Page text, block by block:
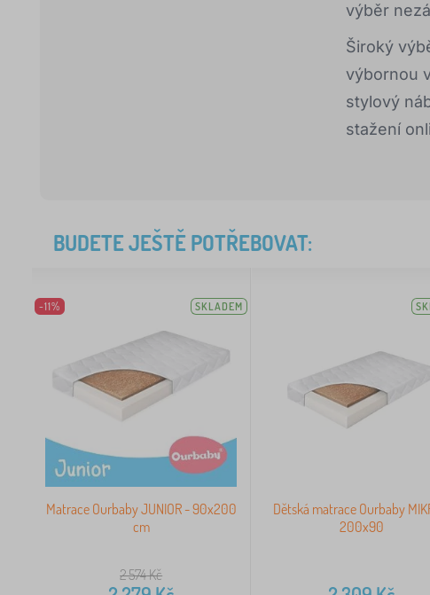
výběr
Široký
výbornou
stylový
stažení
BUDETE JEŠTĚ POTŘEBOVAT:
-11% SKLADEM
Matrace Ourbaby JUNIOR - 90x200
cm
2 574Kč
Dětská matrace Ourbaby
200x90